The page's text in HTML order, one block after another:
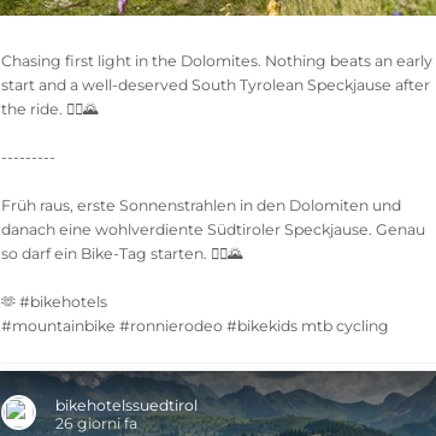
Chasing first light in the Dolomites. Nothing beats an early
start and a well-deserved South Tyrolean Speckjause after
the ride. 🚵‍♂️🌄
---------
Früh raus, erste Sonnenstrahlen in den Dolomiten und
danach eine wohlverdiente Südtiroler Speckjause. Genau
so darf ein Bike-Tag starten. 🚵‍♂️🌄
🫶 #bikehotels
#mountainbike #ronnierodeo #bikekids mtb cycling
SHARE
bikehotelssuedtirol
26 giorni fa